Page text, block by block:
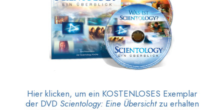
Hier klicken, um ein KOSTENLOSES Exemplar
der DVD Scientology: Eine Übersichtzu erhalten